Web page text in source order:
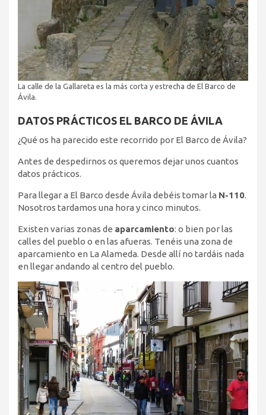
La calle de la Gallareta es la más corta y estrecha de El Barco de
Ávila.
DATOS PRÁCTICOS EL BARCO DE ÁVILA
¿Qué os ha parecido este recorrido por El Barco de Ávila?
Antes de despedirnos os queremos dejar unos cuantos
datos prácticos.
Para llegar a El Barco desde Ávila debéis tomar la N-110.
Nosotros tardamos una hora y cinco minutos.
Existen varias zonas de aparcamiento: o bien por las
calles del pueblo o en las afueras. Tenéis una zona de
aparcamiento en La Alameda. Desde allí no tardáis nada
en llegar andando al centro del pueblo.